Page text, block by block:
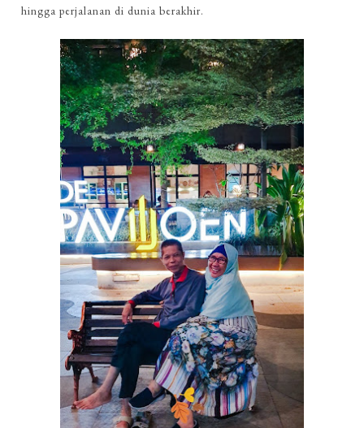
hingga perjalanan di dunia berakhir.